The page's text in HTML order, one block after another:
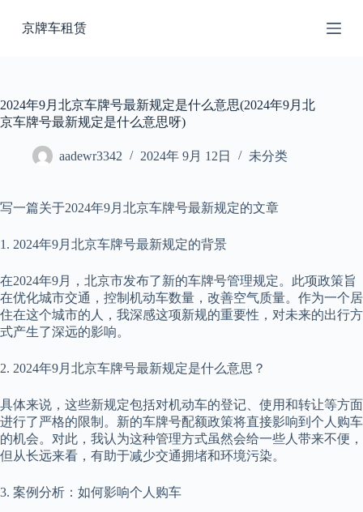
过
京牌车租赁
2024年9月北京车牌号最新规定是什么意思(2024年9月北
京车牌号最新规定是什么意思呀)
aadewr3342 2024年 9月 12日 未分类
写一篇关于2024年9月北京车牌号最新规定的文章
1. 2024年9月北京车牌号最新规定的背景
在2024年9月，北京市发布了新的车牌号管理规定。此项政策旨
在优化城市交通，控制机动车数量，改善空气质量。作为一个居
住在这个城市的人，我深感这项新规的重要性，对未来的出行方
式产生了深远的影响。
2. 2024年9月北京车牌号最新规定是什么意思？
具体来说，这些新规定包括对机动车的登记、使用和转让等方面
进行了严格的限制。新的车牌号配额政策将直接影响到个人购车
的机会。对此，我认为这种管理方式虽然会给一些人带来不便，
但从长远来看，有助于减少交通拥堵和环境污染。
3. 案例分析：如何影响个人购车